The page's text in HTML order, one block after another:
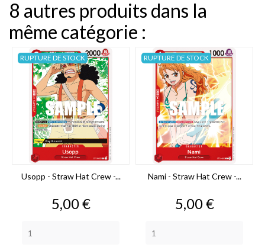
8 autres produits dans la
même catégorie :
Usopp - Straw Hat Crew -...
Prix
5,00 €
RUPTURE DE STOCK
Nami - Straw Hat Crew -...
Prix
5,00 €
RUPTURE DE STOCK